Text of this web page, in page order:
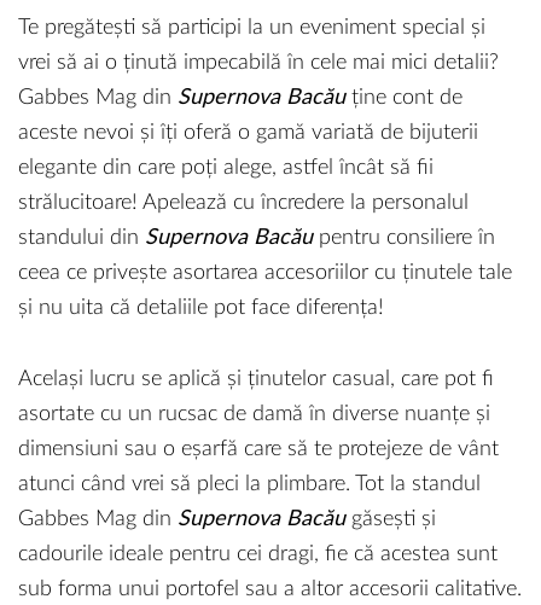
Te pregătești să participi la un eveniment special și
vrei să ai o ținută impecabilă în cele mai mici detalii?
Gabbes Mag din Supernova Bacău ține cont de
aceste nevoi și îți oferă o gamă variată de bijuterii
elegante din care poți alege, astfel încât să fii
strălucitoare! Apelează cu încredere la personalul
standului din Supernova Bacăupentru consiliere în
ceea ce privește asortarea accesoriilor cu ținutele tale
și nu uita că detaliile pot face diferența!
Același lucru se aplică și ținutelor casual, care pot fi
asortate cu un rucsac de damă în diverse nuanțe și
dimensiuni sau o eșarfă care să te protejeze de vânt
atunci când vrei să pleci la plimbare. Tot la standul
Gabbes Mag din Supernova Bacău găsești și
cadourile ideale pentru cei dragi, fie că acestea sunt
sub forma unui portofel sau a altor accesorii calitative.